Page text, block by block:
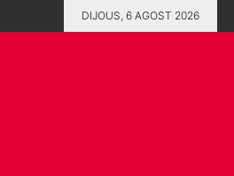
DIJOUS, 6 AGOST 2026